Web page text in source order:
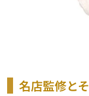
名店監修と